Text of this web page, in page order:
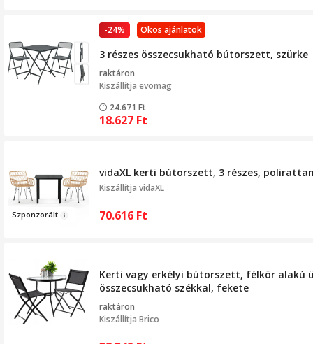
Okos ajánlatok
-24%
3 részes összecsukható bútorszett, szürke
raktáron
Kiszállítja evomag
24.671Ft
18.627 Ft
Szponzorált
vidaXL kerti bútorszett, 3 részes,
Kiszállítja vidaXL
70.616 Ft
Kerti vagy erkélyi bútorszett, félkör alakú
összecsukható székkal, fekete
raktáron
Kiszállítja Brico